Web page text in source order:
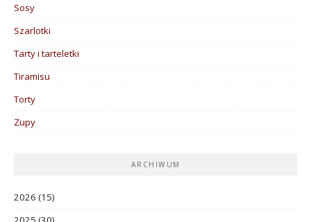
Sosy
Szarlotki
Tarty i tarteletki
Tiramisu
Torty
Zupy
ARCHIWUM
2026 (15)